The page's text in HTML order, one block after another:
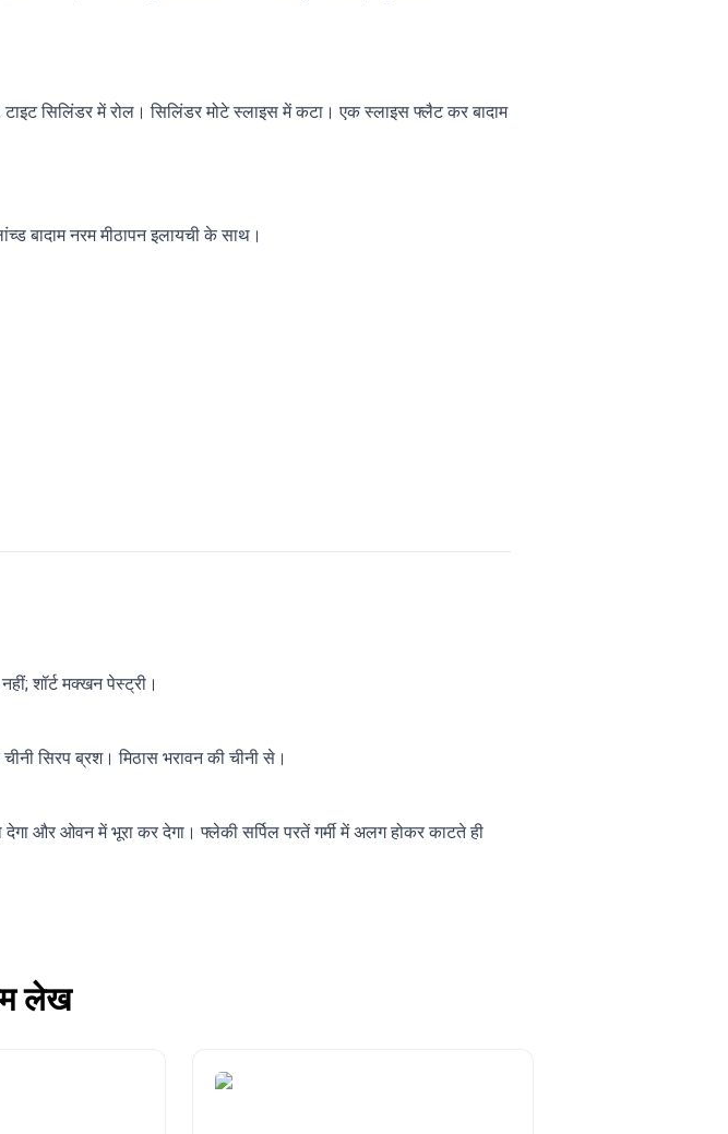
सिलिंडर में रोल। सिलिंडर मोटे स्लाइस में कटा। एक स्लाइस फ्लैट कर बादाम
बादाम नरम मीठापन इलायची के साथ।
शॉर्ट मक्खन पेस्ट्री।
सिरप ब्रश। मिठास भरावन की चीनी से।
देगा और ओवन में भूरा कर देगा। फ्लेकी सर्पिल परतें गर्मी में अलग होकर काटते ही
लेख